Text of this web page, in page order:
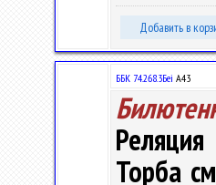
Добавить в
ББК 74.268.3Беі А43
Торба